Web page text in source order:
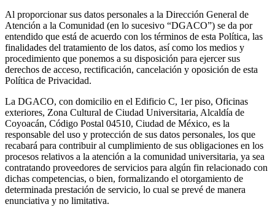
Al proporcionar sus datos personales a la Dirección General de
Atención a la Comunidad (en lo sucesivo “DGACO”) se da por
entendido que está de acuerdo con los términos de esta Política, las
finalidades del tratamiento de los datos, así como los medios y
procedimiento que ponemos a su disposición para ejercer sus
derechos de acceso, rectificación, cancelación y oposición de esta
Política de Privacidad.
La DGACO, con domicilio en el Edificio C, 1er piso, Oficinas
exteriores, Zona Cultural de Ciudad Universitaria, Alcaldía de
Coyoacán, Código Postal 04510, Ciudad de México, es la
responsable del uso y protección de sus datos personales, los que
recabará para contribuir al cumplimiento de sus obligaciones en los
procesos relativos a la atención a la comunidad universitaria, ya sea
contratando proveedores de servicios para algún fin relacionado con
dichas competencias, o bien, formalizando el otorgamiento de
determinada prestación de servicio, lo cual se prevé de manera
enunciativa y no limitativa.